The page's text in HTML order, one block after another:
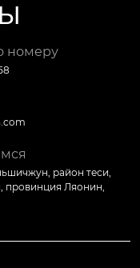
номеру
район теси,
провинция Ляонин,